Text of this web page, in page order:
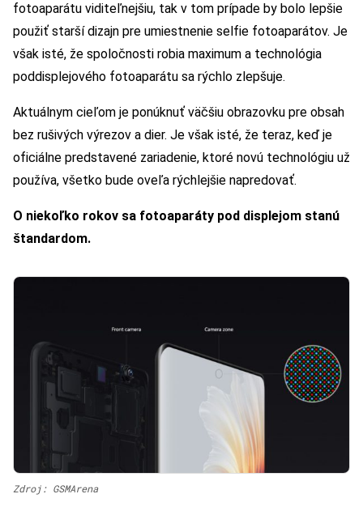
fotoaparátu viditeľnejšiu, tak v tom prípade by bolo lepšie
použiť starší dizajn pre umiestnenie selfie fotoaparátov. Je
však isté, že spoločnosti robia maximum a technológia
poddisplejového fotoaparátu sa rýchlo zlepšuje.
Aktuálnym cieľom je ponúknuť väčšiu obrazovku pre obsah
bez rušivých výrezov a dier. Je však isté, že teraz, keď je
oficiálne predstavené zariadenie, ktoré novú technológiu už
používa, všetko bude oveľa rýchlejšie napredovať.
O niekoľko rokov sa fotoaparáty pod displejom stanú
štandardom.
Zdroj: GSMArena